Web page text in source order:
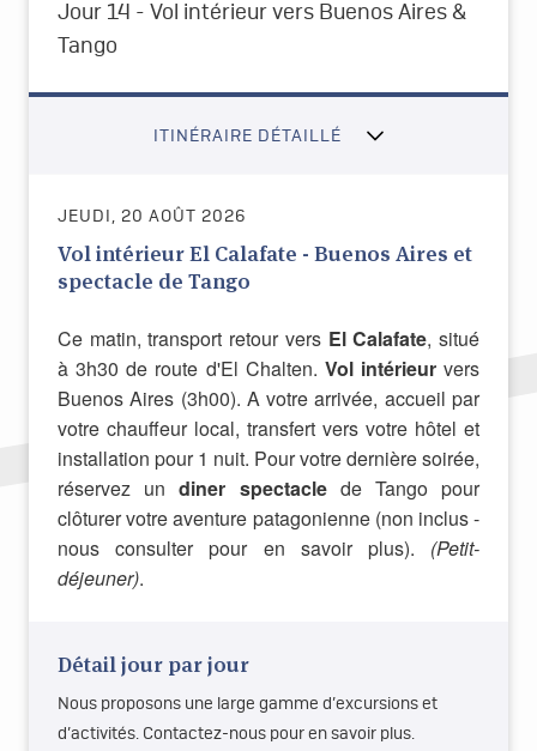
Jour 14 - Vol intérieur vers Buenos Aires &
Tango
ITINÉRAIRE DÉTAILLÉ
JEUDI, 20 AOÛT 2026
Vol intérieur El Calafate - Buenos Aires et
spectacle de Tango
Ce matin, transport retour vers El Calafate, situé
à 3h30 de route d'El Chalten. Vol intérieurvers
Buenos Aires (3h00). A votre arrivée, accueil par
votre chauffeur local, transfert vers votre hôtel et
installation pour 1 nuit. Pour votre dernière soirée,
réservez undiner spectaclede Tango pour
clôturer votre aventure patagonienne (non inclus -
nous consulter pour en savoir plus).
(Petit-
déjeuner).
Détail jour par jour
Nous proposons une large gamme d’excursions et
d’activités. Contactez-nous pour en savoir plus.